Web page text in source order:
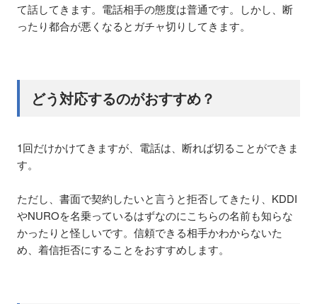
て話してきます。電話相手の態度は普通です。しかし、断
ったり都合が悪くなるとガチャ切りしてきます。
どう対応するのがおすすめ？
1回だけかけてきますが、電話は、断れば切ることができま
す。
ただし、書面で契約したいと言うと拒否してきたり、KDDI
やNUROを名乗っているはずなのにこちらの名前も知らな
かったりと怪しいです。信頼できる相手かわからないた
め、着信拒否にすることをおすすめします。